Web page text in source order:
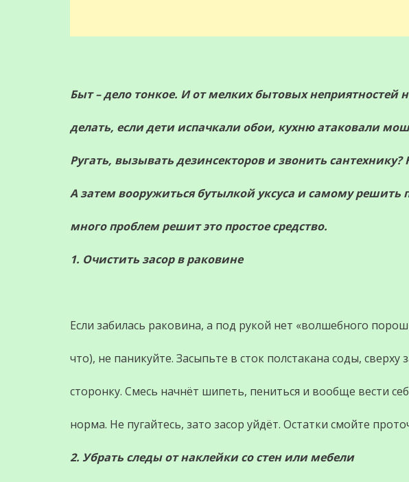
Быт – дело тонкое. И от мелких бытовых неприятностей
делать, если дети испачкали обои, кухню атаковали
Ругать, вызывать дезинсекторов и звонить
А затем вооружиться бутылкой уксуса и самому решить
много проблем решит это простое средство.
1. Очистить засор в раковине
Если забилась раковина, а под рукой нет «волшебного
что), не паникуйте. Засыпьте в сток полстакана соды, сверху
сторонку. Смесь начнёт шипеть, пениться и вообще вести
норма. Не пугайтесь, зато засор уйдёт. Остатки смойте
2. Убрать следы от наклейки со стен или мебели